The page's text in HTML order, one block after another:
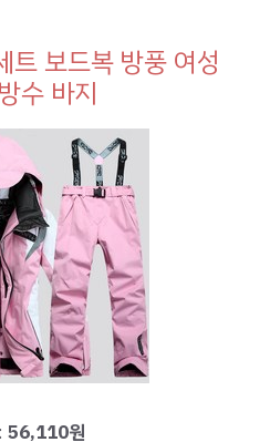
트 보드복 방풍 여성
수 바지
56,110원